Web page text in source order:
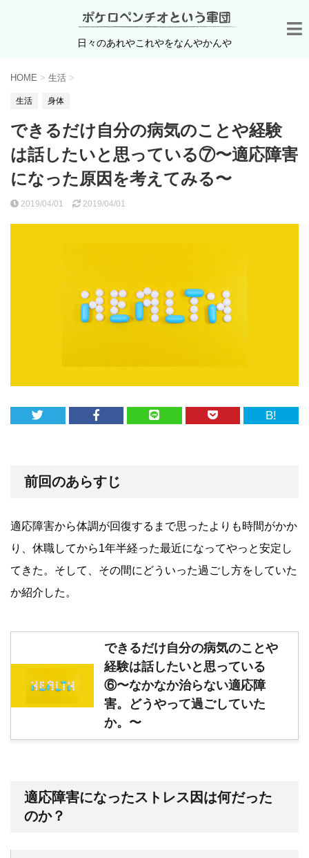
日々のあれやこれやをなんやかんや
HOME > 生活 >
生活 身体
できるだけ自分の病気のことや経験
は話したいと思っている⑦〜適応障害
になった原因を考えてみる〜
2019/04/01 2019/04/01
B!
前回のあらすじ
適応障害から体調が回復するまで思ったよりも時間がかか
り、休職してから1年半経った最近になってやっと安定し
てきた。そして、その間にどういった過ごし方をしていた
か紹介した。
できるだけ自分の病気のことや
経験は話したいと思っている
⑥〜なかなか治らない適応障
害。どうやって過ごしていた
か。〜
適応障害になったストレス因は何だった
のか？